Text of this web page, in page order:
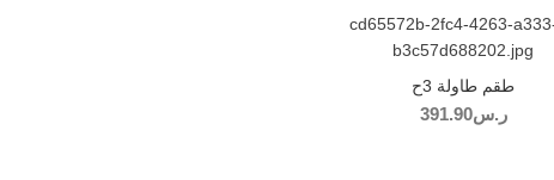
طقم طاولة 3ح
ر.س391.90